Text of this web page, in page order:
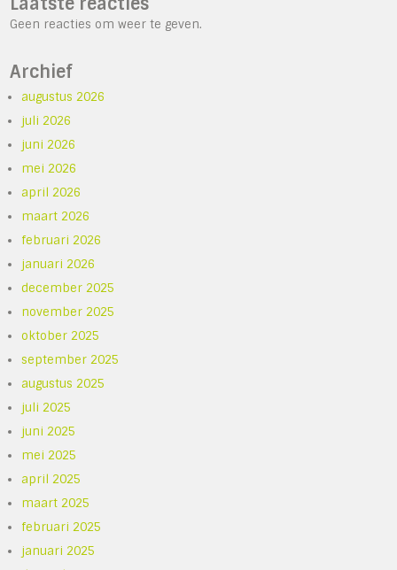
Geen reacties om weer te geven.
Archief
augustus 2026
juli 2026
juni 2026
mei 2026
april 2026
maart 2026
februari 2026
januari 2026
december 2025
november 2025
oktober 2025
september 2025
augustus 2025
juli 2025
juni 2025
mei 2025
april 2025
maart 2025
februari 2025
januari 2025